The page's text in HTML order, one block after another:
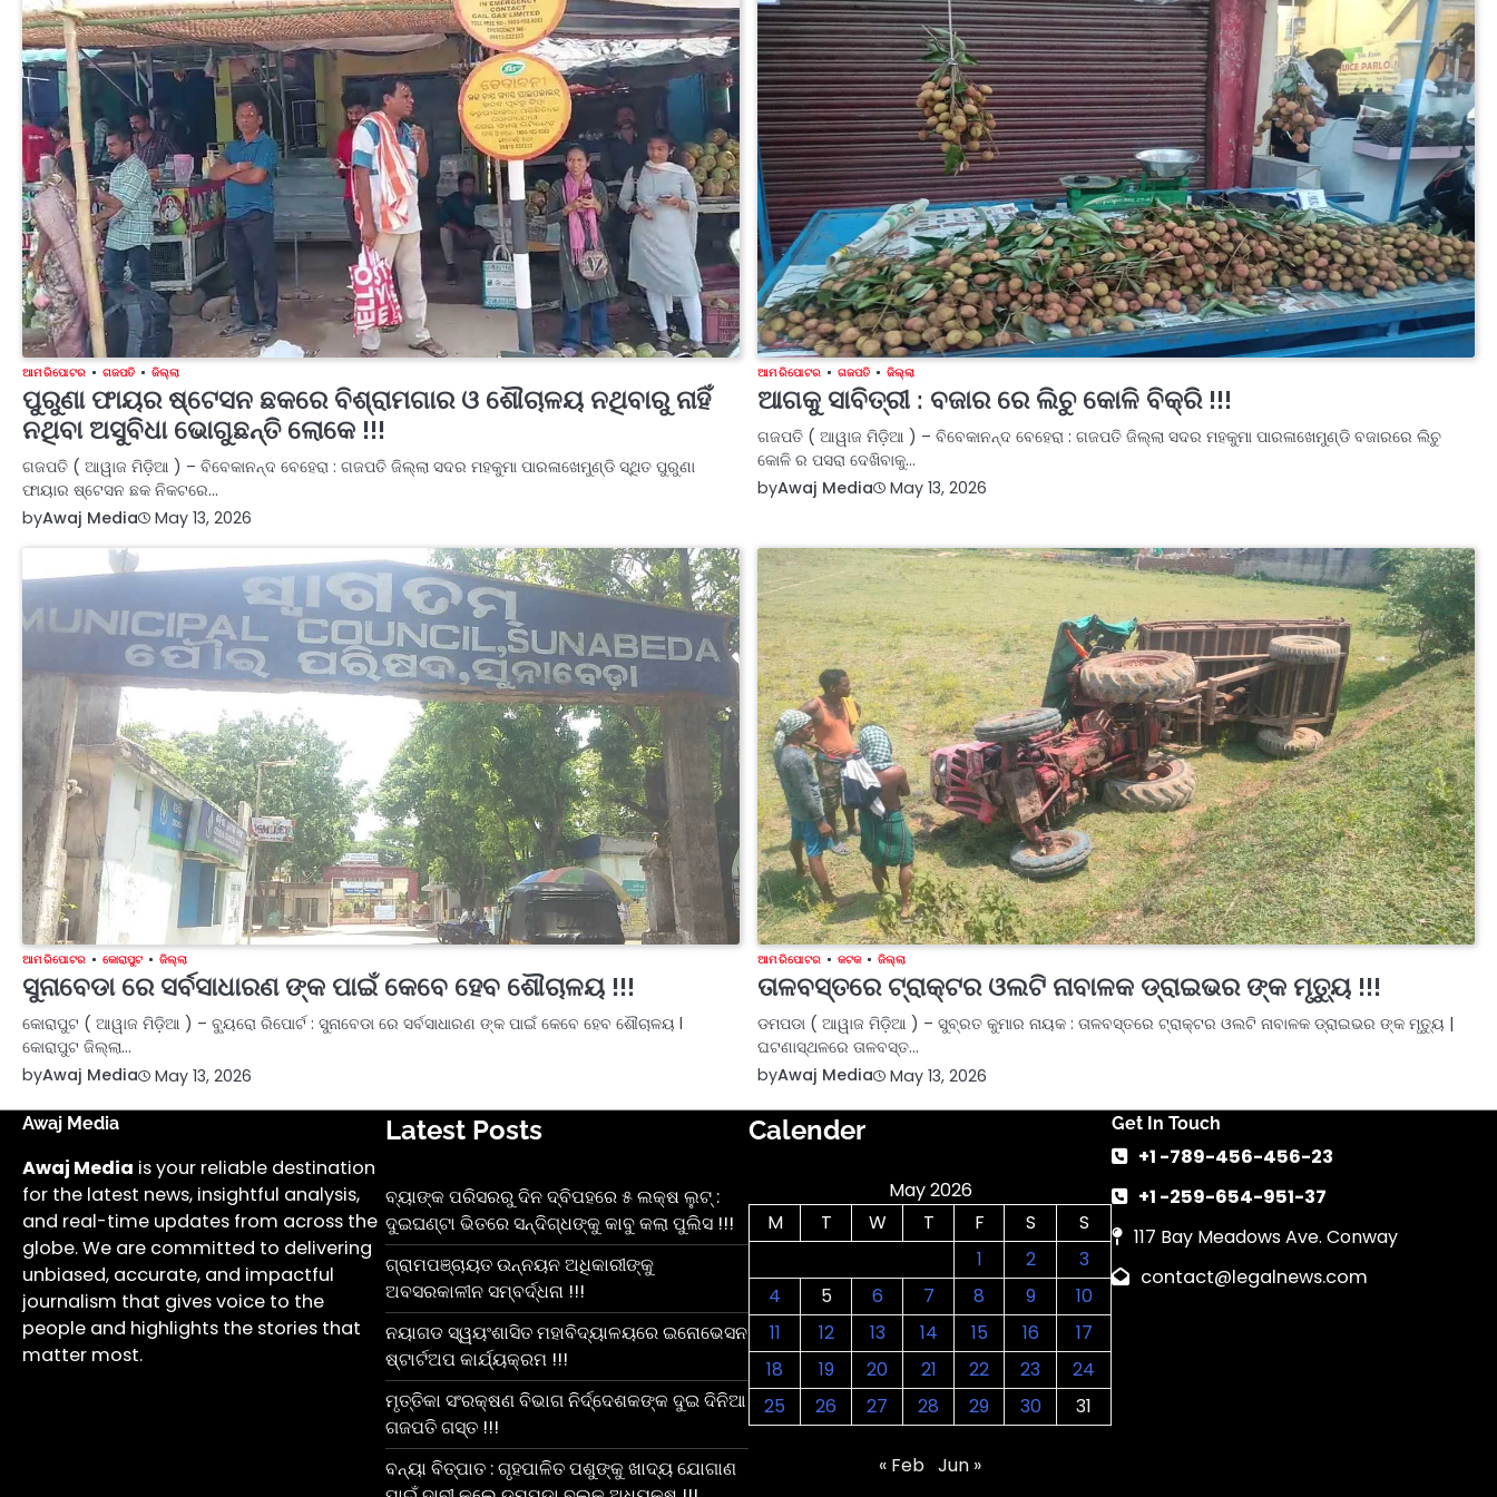
ଆମ ରିପୋଟର ଗଜପତି ଜିଲ୍ଲା
ପୁରୁଣା ଫାୟର ଷ୍ଟେସନ ଛକରେ ବିଶ୍ରାମଗାର ଓ ଶୌଚାଳୟ ନଥିବାରୁ ନାହିଁ
ନଥିବା ଅସୁବିଧା ଭୋଗୁଛନ୍ତି ଲୋକେ !!!
ଗଜପତି ( ଆୱାଜ ମିଡ଼ିଆ ) – ବିବେକାନନ୍ଦ ବେହେରା : ଗଜପତି ଜିଲ୍ଲା ସଦର ମହକୁମା ପାରଳାଖେମୁଣ୍ଡି ସ୍ଥିତ ପୁରୁଣା
ଫାୟାର ଷ୍ଟେସନ ଛକ ନିକଟରେ…
byAwaj Media May 13, 2026
ଆମ ରିପୋଟର ଗଜପତି ଜିଲ୍ଲା
ଆଗକୁ ସାବିତ୍ରୀ : ବଜାର ରେ ଲିଚୁ କୋଳି ବିକ୍ରି !!!
ଗଜପତି ( ଆୱାଜ ମିଡ଼ିଆ ) – ବିବେକାନନ୍ଦ ବେହେରା : ଗଜପତି ଜିଲ୍ଲା ସଦର ମହକୁମା ପାରଳାଖେମୁଣ୍ଡି ବଜାରରେ ଲିଚୁ
କୋଳି ର ପସରା ଦେଖିବାକୁ…
byAwaj Media May 13, 2026
ଆମ ରିପୋଟର କୋରାପୁଟ ଜିଲ୍ଲା
ସୁନାବେଡା ରେ ସର୍ବସାଧାରଣ ଙ୍କ ପାଇଁ କେବେ ହେବ ଶୌଚାଳୟ !!!
କୋରାପୁଟ ( ଆୱାଜ ମିଡ଼ିଆ ) – ବ୍ୟୁରୋ ରିପୋର୍ଟ : ସୁନାବେଡା ରେ ସର୍ବସାଧାରଣ ଙ୍କ ପାଇଁ କେବେ ହେବ ଶୌଚାଳୟ l
କୋରାପୁଟ ଜିଲ୍ଲା…
byAwaj Media May 13, 2026
ଆମ ରିପୋଟର କଟକ ଜିଲ୍ଲା
ତାଳବସ୍ତରେ ଟ୍ରାକ୍ଟର ଓଲଟି ନାବାଳକ ଡ୍ରାଇଭର ଙ୍କ ମୃତ୍ୟୁ !!!
ଡମପଡା ( ଆୱାଜ ମିଡ଼ିଆ ) – ସୁବ୍ରତ କୁମାର ନାୟକ : ତାଳବସ୍ତରେ ଟ୍ରାକ୍ଟର ଓଲଟି ନାବାଳକ ଡ୍ରାଇଭର ଙ୍କ ମୃତ୍ୟୁ |
ଘଟଣାସ୍ଥଳରେ ତାଳବସ୍ତ…
byAwaj Media May 13, 2026
Awaj Media
Awaj Media is your reliable destination
for the latest news, insightful analysis,
and real-time updates from across the
globe. We are committed to delivering
unbiased, accurate, and impactful
journalism that gives voice to the
people and highlights the stories that
matter most.
Latest Posts
ବ୍ୟାଙ୍କ ପରିସରରୁ ଦିନ ଦ୍ବିପହରେ ୫ ଲକ୍ଷ ଲୁଟ୍ :
ଦୁଇଘଣ୍ଟା ଭିତରେ ସନ୍ଦିଗ୍ଧଙ୍କୁ କାବୁ କଲା ପୁଲିସ !!!
ଗ୍ରାମପଞ୍ଚାୟତ ଉନ୍ନୟନ ଅଧିକାରୀଙ୍କୁ
ଅବସରକାଳୀନ ସମ୍ବର୍ଦ୍ଧନା !!!
ନୟାଗଡ ସ୍ୱୟଂଶାସିତ ମହାବିଦ୍ୟାଳୟରେ ଇନୋଭେସନ
ଷ୍ଟାର୍ଟଅପ କାର୍ଯ୍ୟକ୍ରମ !!!
ମୃତ୍ତିକା ସଂରକ୍ଷଣ ବିଭାଗ ନିର୍ଦ୍ଦେଶକଙ୍କ ଦୁଇ ଦିନିଆ
ଗଜପତି ଗସ୍ତ !!!
ବନ୍ୟା ବିତ୍ପାତ : ଗୃହପାଳିତ ପଶୁଙ୍କୁ ଖାଦ୍ୟ ଯୋଗାଣ
Calender
May 2026
M
T W T F S
S
1
2
3
4
5 6 7 8 9
10
11
12 13 14 15 16
17
18
19 20 21 22 23
24
25
26 27 28 29 30 31
« Feb Jun »
Get In Touch
+1 -789-456-456-23
+1 -259-654-951-37
117 Bay Meadows Ave. Conway
contact@legalnews.com